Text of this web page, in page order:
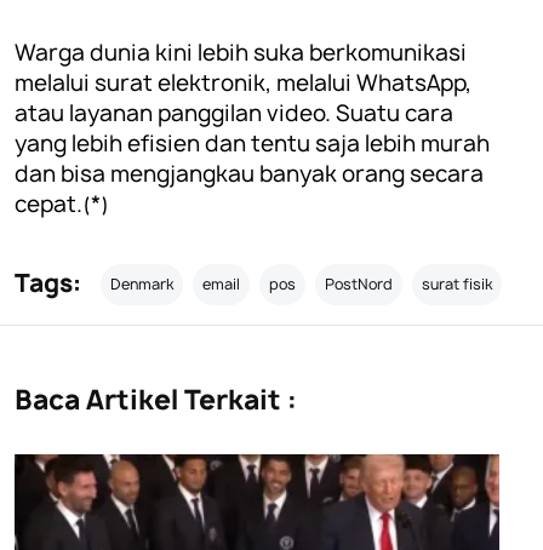
Warga dunia kini lebih suka berkomunikasi
melalui surat elektronik, melalui WhatsApp,
atau layanan panggilan video. Suatu cara
yang lebih efisien dan tentu saja lebih murah
dan bisa mengjangkau banyak orang secara
cepat.(*)
Tags: Denmark email pos PostNord surat fisik
Baca Artikel Terkait :